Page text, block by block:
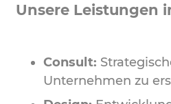
Unsere Leistungen
Consult:
Unternehmen zu